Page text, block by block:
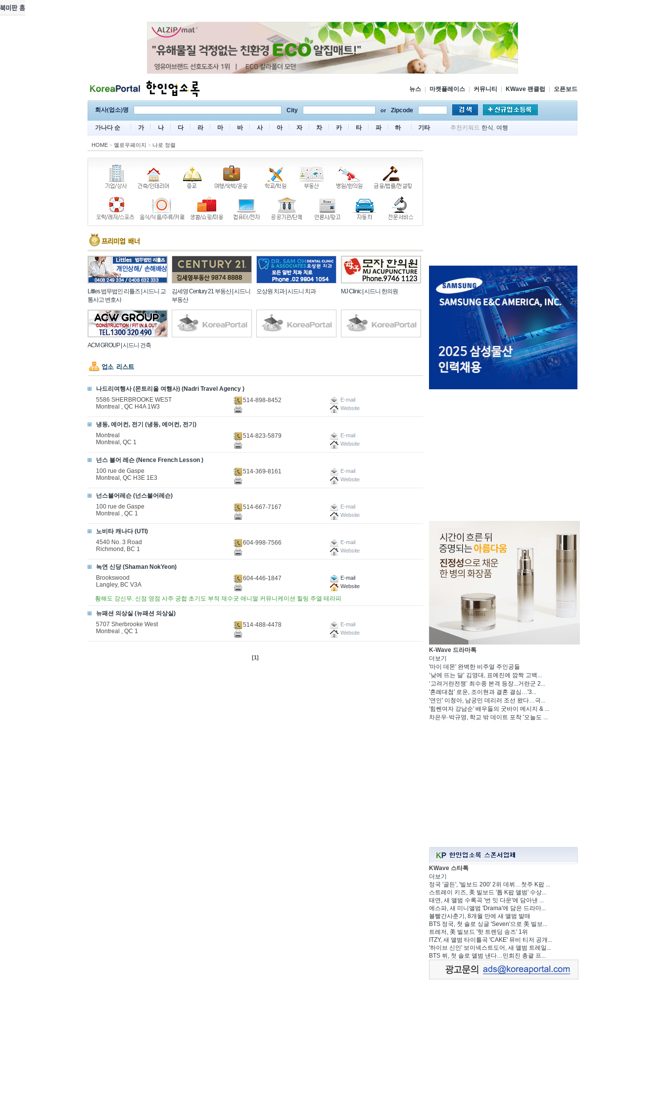
뉴스 마켓플레이스 커뮤니티 KWave 팬클럽 오픈보드
회사(업소)명 City or Zipcode
가나다 순 가 나 다 라 마 바 사 아 자 차 카 타 파 하 기타 추천키워드 한식 , 여행
HOME > 옐로우페이지 > 나로 정렬
Littles 법무법인 리틀즈 | 시드니 교
통사고 변호사
김세영 Century 21 부동산 | 시드니
부동산
오상원 치과 | 시드니 치과 MJ Clinic | 시드니 한의원
ACM GROUP | 시드니 건축
나드리여행사 (몬트리올 여행사) (Nadri Travel Agency )
5586 SHERBROOKE WEST
Montreal , QC H4A 1W3
514-898-8452
E-mail
Website
냉동, 에어컨, 전기 (냉동, 에어컨, 전기)
Montreal
Montreal, QC 1
514-823-5879
E-mail
Website
넌스 불어 레슨 (Nence French Lesson )
100 rue de Gaspe
Montreal, QC H3E 1E3
514-369-8161
E-mail
Website
넌스불어레슨 (넌스불어레슨)
100 rue de Gaspe
Montreal , QC 1
514-667-7167
E-mail
Website
노비타 캐나다 (UTI)
4540 No. 3 Road
Richmond, BC 1
604-998-7566
E-mail
Website
녹연 신당 (Shaman NokYeon)
Brookswood
Langley, BC V3A
604-446-1847
E-mail
Website
황해도 강신무. 신점 영점 사주 궁합 초기도 부적 재수굿 애니멀 커뮤니케이션 힐링 주열 테라피
뉴패션 의상실 (뉴패션 의상실)
5707 Sherbrooke West
Montreal , QC 1
514-488-4478
E-mail
Website
[1]
K-Wave 드라마톡
더보기
'마이 데몬' 완벽한 비주얼 주인공들
‘낮에 뜨는 달’ 김영대, 표예진에 깜짝 고백...
‘고려거란전쟁’ 최수종 본격 등장...거란군 2...
'혼례대첩' 로운, 조이현과 결혼 결심…'3...
'연인' 이청아, 남궁민 데리러 조선 왔다…극...
'힘쎈여자 강남순' 배우들의 굿바이 메시지 & ...
차은우·박규영, 학교 밖 데이트 포착 '오늘도 ...
KWave 스타톡
더보기
정국 '골든', '빌보드 200' 2위 데뷔…첫주 K팝 ...
스트레이 키즈, 美 빌보드 '톱 K팝 앨범' 수상...
태연, 새 앨범 수록곡 '번 잇 다운'에 담아낸 ...
에스파, 새 미니앨범 'Drama'에 담은 드라마...
볼빨간사춘기, 8개월 만에 새 앨범 발매
BTS 정국, 첫 솔로 싱글 'Seven'으로 美 빌보...
트레저, 美 빌보드 '핫 트렌딩 송즈' 1위
ITZY, 새 앨범 타이틀곡 'CAKE' 뮤비 티저 공개...
'하이브 신인' 보이넥스트도어, 새 앨범 트레일...
BTS 뷔, 첫 솔로 앨범 낸다…민희진 총괄 프...